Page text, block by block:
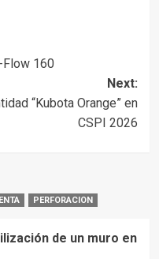
160
Next:
“Kubota Orange” en
CSPI 2026
PERFORACION
de un muro en